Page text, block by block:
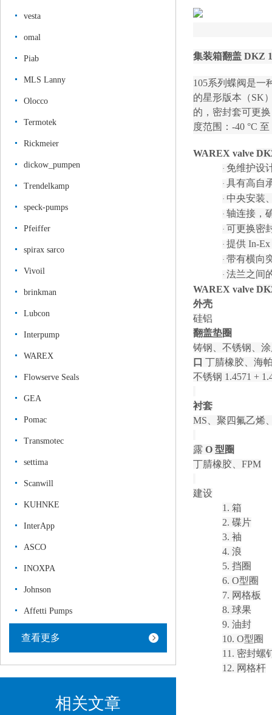
vesta
omal
Piab
MLS Lanny
Olocco
Termotek
Rickmeier
dickow_pumpen
Trendelkamp
speck-pumps
Pfeiffer
spirax sarco
Vivoil
brinkman
Lubcon
Interpump
WAREX
Flowserve Seals
GEA
Pomac
Transmotec
settima
Scanwill
KUHNKE
InterApp
ASCO
INOXPA
Johnson
Affetti Pumps
查看更多
相关文章
集装箱翻盖 DKZ
105系列蝶阀是一
的星形版本（SK
的，密封套可更
度范围：-40 °C 至
WAREX valve
· 免维护设
· 具有高自
· 中央安装
· 轴连接，
· 可更换密
· 提供 In-
· 带有横向
· 法兰之间
WAREX valve
外壳
硅铝
翻盖垫圈
铸钢、不锈钢、
口 丁腈橡胶、海
不锈钢 1.4571 +
衬套
MS、聚四氟乙烯
露 O 型圈
丁腈橡胶、 FPM
建设
1. 箱
2. 碟片
3. 袖
4. 浪
5. 挡圈
6. O型圈
7. 网格板
8. 球果
9. 油封
10. O型圈
11. 密封螺
12. 网格杆